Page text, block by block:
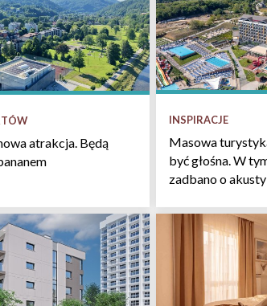
atrakcja. Będą
INSPIRACJE
Masowa
być głośna. W
zadbano o